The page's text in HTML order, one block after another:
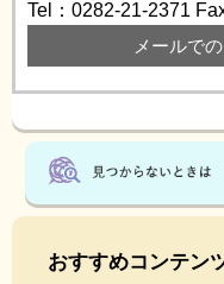
Tel：0282-21-2371
メールで
おすすめコンテン